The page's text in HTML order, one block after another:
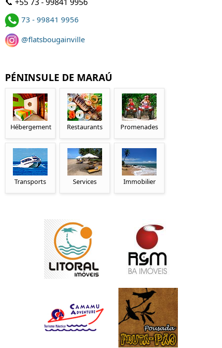
73 - 99841 9956
@flatsbougainville
PÉNINSULE DE MARAÚ
Hébergement Restaurants Promenades
Transports Services Immobilier